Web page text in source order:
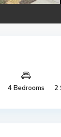
4 Bedrooms 2